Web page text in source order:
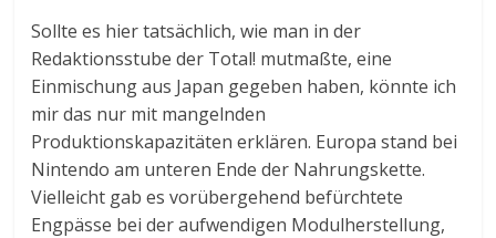
Sollte es hier tatsächlich, wie man in der
Redaktionsstube der Total! mutmaßte, eine
Einmischung aus Japan gegeben haben, könnte ich
mir das nur mit mangelnden
Produktionskapazitäten erklären. Europa stand bei
Nintendo am unteren Ende der Nahrungskette.
Vielleicht gab es vorübergehend befürchtete
Engpässe bei der aufwendigen Modulherstellung,